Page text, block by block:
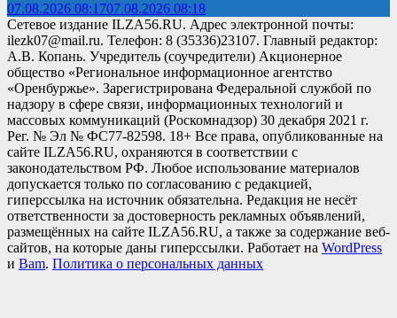
07.08.2026 08:1707.08.2026 08:18
Сетевое издание ILZA56.RU. Адрес электронной почты:
ilezk07@mail.ru. Телефон: 8 (35336)23107. Главный редактор:
А.В. Копань. Учредитель (соучредители) Акционерное
общество «Региональное информационное агентство
«Оренбуржье». Зарегистрирована Федеральной службой по
надзору в сфере связи, информационных технологий и
массовых коммуникаций (Роскомнадзор) 30 декабря 2021 г.
Рег. № Эл № ФС77-82598. 18+ Все права, опубликованные на
сайте ILZA56.RU, охраняются в соответствии с
законодательством РФ. Любое использование материалов
допускается только по согласованию с редакцией,
гиперссылка на источник обязательна. Редакция не несёт
ответственности за достоверность рекламных объявлений,
размещённых на сайте ILZA56.RU, а также за содержание веб-
сайтов, на которые даны гиперссылки. Работает на WordPress
и Bam. Политика о персональных данных